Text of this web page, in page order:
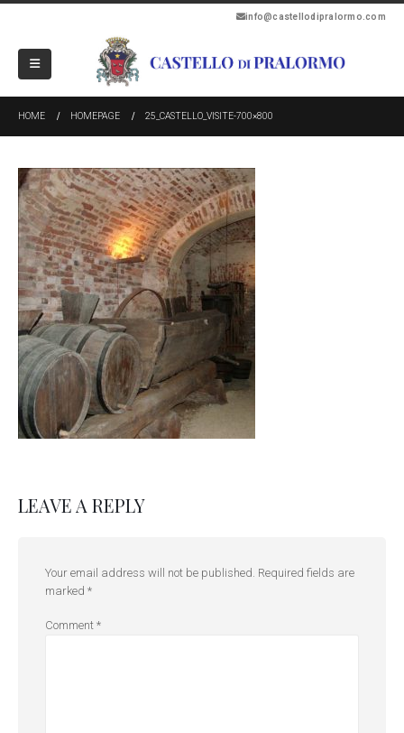
info@castellodipralormo.com
HOME HOMEPAGE 25_CASTELLO_VISITE-700×800
LEAVE A REPLY
Your email address will not be published. Required fields are
marked *
Comment *